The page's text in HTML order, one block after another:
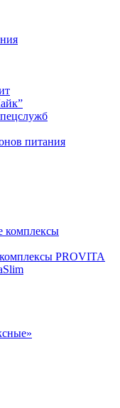
питания
комплексы
PROVITA